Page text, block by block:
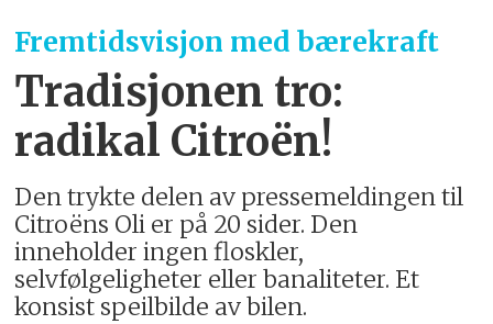
Fremtidsvisjon med bærekraft
Tradisjonen tro:
radikal Citroën!
Den trykte delen av pressemeldingen til
Citroëns Oli er på 20 sider. Den
inneholder ingen floskler,
selvfølgeligheter eller banaliteter. Et
konsist speilbilde av bilen.